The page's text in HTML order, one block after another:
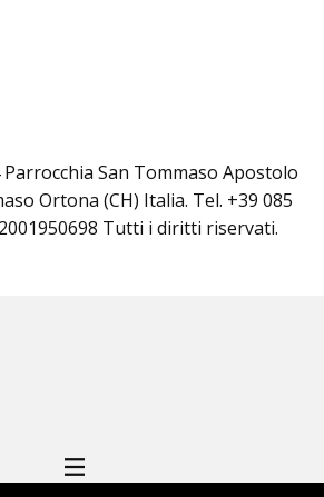
San Tommaso Apostolo
Ortona (CH) Italia. Tel. +39 085
Tutti i diritti riservati.